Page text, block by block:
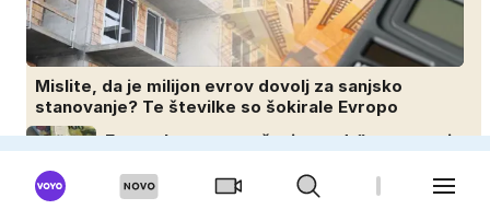
Mislite, da je milijon evrov dovolj za sanjsko
stanovanje? Te številke so šokirale Evropo
Evropsko presenečenje: te države rastejo
hitreje